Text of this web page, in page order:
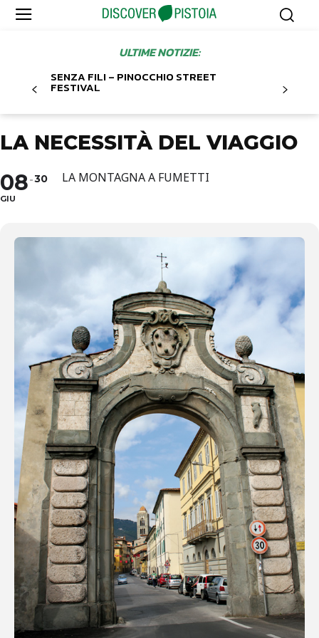
ULTIME NOTIZIE:
SENZA FILI – PINOCCHIO STREET
FESTIVAL
LA NECESSITÀ DEL VIAGGIO
08
GIU
30 LA MONTAGNA A FUMETTI